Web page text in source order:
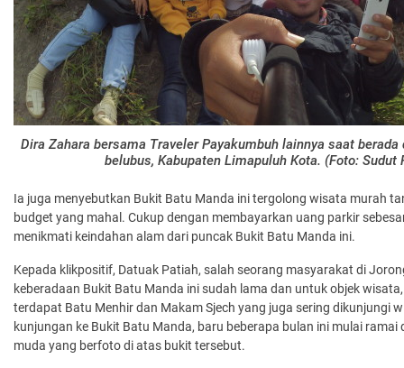
Dira Zahara bersama Traveler Payakumbuh lainnya saat
belubus, Kabupaten Limapuluh Kota. (Foto: Sudut
Ia juga menyebutkan Bukit Batu Manda ini tergolong wisata murah
budget yang mahal. Cukup dengan membayarkan uang parkir
menikmati keindahan alam dari puncak Bukit Batu Manda ini.
Kepada klikpositif, Datuak Patiah, salah seorang masyarakat di
keberadaan Bukit Batu Manda ini sudah lama dan untuk objek
terdapat Batu Menhir dan Makam Sjech yang juga sering dikunjungi
kunjungan ke Bukit Batu Manda, baru beberapa bulan ini mulai
muda yang berfoto di atas bukit tersebut.